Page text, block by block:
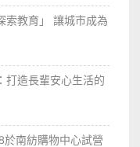
索教育」 讓城市成為
造長輩安心生活的
南紡購物中心試營